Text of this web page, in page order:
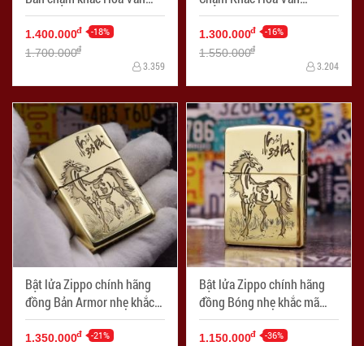
Arabesque G7
1.400.000đ -18%
1.700.000đ
3.359
Arabesque G7
1.300.000đ -16%
1.550.000đ
3.204
Bật lửa Zippo chính hãng
đồng Bản Armor nhẹ khắc
mã đáo thành công
1.350.000đ -21%
Bật lửa Zippo chính hãng
đồng Bóng nhẹ khắc mã
đáo thành công
1.150.000đ -36%